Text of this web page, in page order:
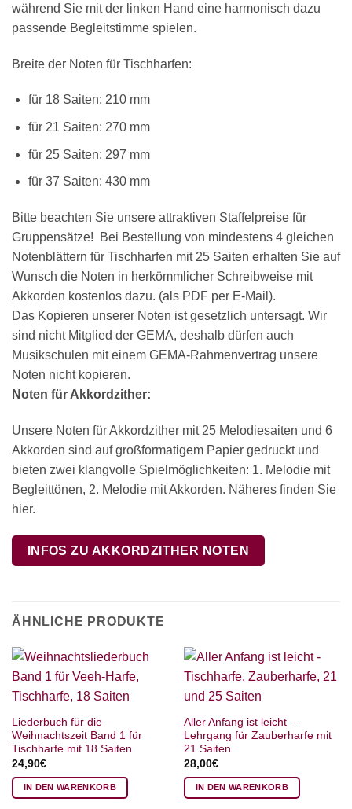
während Sie mit der linken Hand eine harmonisch dazu
passende Begleitstimme spielen.
Breite der Noten für Tischharfen:
für 18 Saiten: 210 mm
für 21 Saiten: 270 mm
für 25 Saiten: 297 mm
für 37 Saiten: 430 mm
Bitte beachten Sie unsere attraktiven Staffelpreise für
Gruppensätze! Bei Bestellung von mindestens 4 gleichen
Notenblättern für Tischharfen mit 25 Saiten erhalten Sie auf
Wunsch die Noten in herkömmlicher Schreibweise mit
Akkorden kostenlos dazu. (als PDF per E-Mail).
Das Kopieren unserer Noten ist gesetzlich untersagt. Wir
sind nicht Mitglied der GEMA, deshalb dürfen auch
Musikschulen mit einem GEMA-Rahmenvertrag unsere
Noten nicht kopieren.
Noten für Akkordzither:
Unsere Noten für Akkordzither mit 25 Melodiesaiten und 6
Akkorden sind auf großformatigem Papier gedruckt und
bieten zwei klangvolle Spielmöglichkeiten: 1. Melodie mit
Begleittönen, 2. Melodie mit Akkorden. Näheres finden Sie
hier.
INFOS ZU AKKORDZITHER NOTEN
ÄHNLICHE PRODUKTE
Liederbuch für die
Weihnachtszeit Band 1 für
Tischharfe mit 18 Saiten
24,90€
IN DEN WARENKORB
Aller Anfang ist leicht –
Lehrgang für Zauberharfe mit
21 Saiten
28,00€
IN DEN WARENKORB